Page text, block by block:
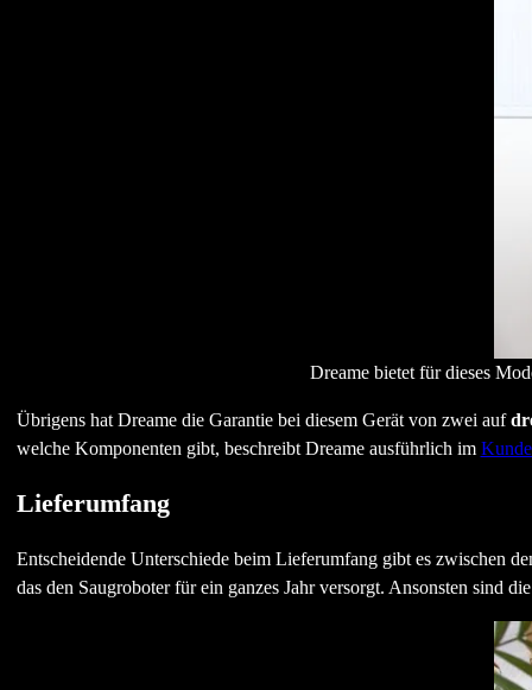
Dreame bietet für dieses
Übrigens hat Dreame die Garantie bei diesem Gerät von zwei auf
welche Komponenten gibt, beschreibt Dreame ausführlich im
Lieferumfang
Entscheidende Unterschiede beim Lieferumfang gibt es zwischen
das den Saugroboter für ein ganzes Jahr versorgt. Ansonsten sind